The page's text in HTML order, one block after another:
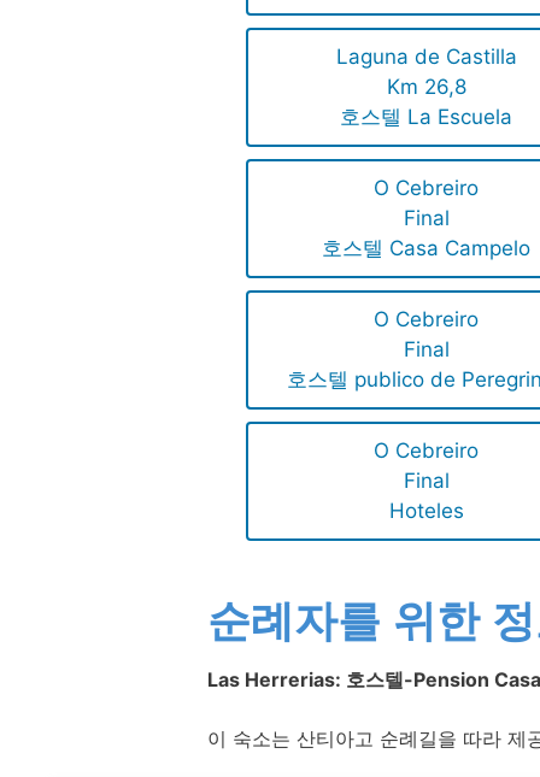
Laguna de Castilla
Km 26,8
호스텔 La Escuela
O Cebreiro
Final
호스텔 Casa Campelo
O Cebreiro
Final
호스텔 publico de
O Cebreiro
Final
Hoteles
순례자를 위한
Las Herrerias: 호스텔-Pension
이 숙소는 산티아고 순례길을 따라 제